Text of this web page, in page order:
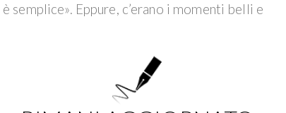
semplice». Eppure, c’erano i momenti belli e
gratuite travestite da prese in giro, comincia a
modo per dimostrare la sua presunta
poi decide di lasciarlo. E da quel giorno, è